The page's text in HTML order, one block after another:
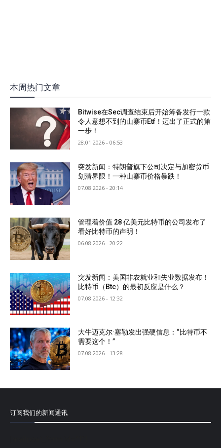
本周热门文章
Bitwise在Sec调查结束后开始筹备发行一款
令人意想不到的山寨币Etf！迈出了正式的第
一步！
28.01.2026 - 06:53
突发新闻：特朗普旗下公司决定与加密货币
划清界限！一种山寨币价格暴跌！
07.08.2026 - 20:14
管理着价值 28 亿美元比特币的公司发布了
看好比特币的声明！
06.08.2026 - 20:22
突发新闻：美国非农就业和失业数据发布！
比特币（Btc）的最初反应是什么？
07.08.2026 - 12:32
大牛迈克尔·塞勒发出强硬信息：“比特币不
需要这个！”
07.08.2026 - 13:28
订阅我们的新闻通讯